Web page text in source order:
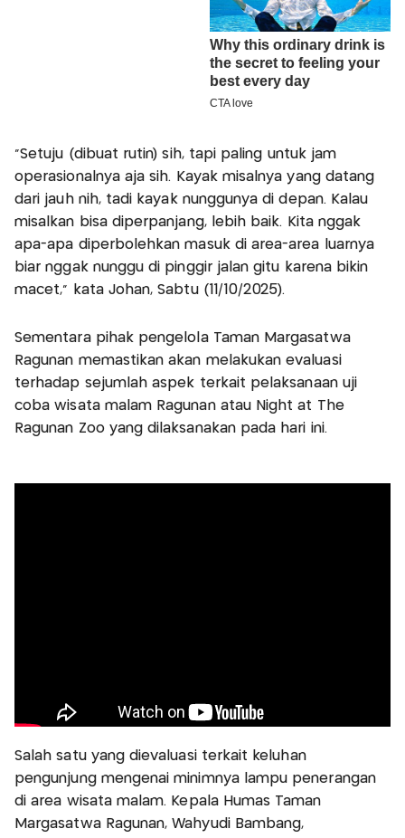
"Setuju (dibuat rutin) sih, tapi paling untuk jam
operasionalnya aja sih. Kayak misalnya yang datang
dari jauh nih, tadi kayak nunggunya di depan. Kalau
misalkan bisa diperpanjang, lebih baik. Kita nggak
apa-apa diperbolehkan masuk di area-area luarnya
biar nggak nunggu di pinggir jalan gitu karena bikin
macet," kata Johan, Sabtu (11/10/2025).
Sementara pihak pengelola Taman Margasatwa
Ragunan memastikan akan melakukan evaluasi
terhadap sejumlah aspek terkait pelaksanaan uji
coba wisata malam Ragunan atau Night at The
Ragunan Zoo yang dilaksanakan pada hari ini.
Salah satu yang dievaluasi terkait keluhan
pengunjung mengenai minimnya lampu penerangan
di area wisata malam. Kepala Humas Taman
Margasatwa Ragunan, Wahyudi Bambang,